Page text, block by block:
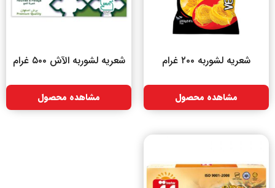
شعریه لشوربه ۲۰۰ غرام
مشاهده محصول
شعریه لشوربه الآش ۵۰۰ غرام
مشاهده محصول